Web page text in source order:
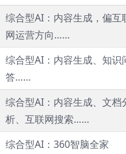
综合型AI：内容生成，偏互
网运营方向……
综合型AI：内容生成、知识
答……
综合型AI：内容生成、文档
析、互联网搜索……
综合型AI：360智脑全家